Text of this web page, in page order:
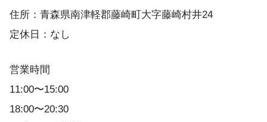
住所：青森県南津軽郡藤崎町大字藤崎村井24
定休日：なし
営業時間
11:00〜15:00
18:00〜20:30